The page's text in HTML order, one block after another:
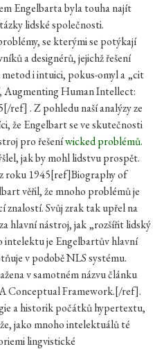
Engelbarta byla touha najít
lidské společnosti.
se kterými se potýkají
a designérů, jejichž řešení
i intuici, pokus-omyl a „cit
Human Intellect:
ref] . Z pohledu naší analýzy ze
že Engelbart se ve skutečnosti
pro řešeníwicked problémů.
jak by mohl lidstvu prospět.
roku 1945[ref]Biography of
věřil, že mnoho problémů je
znalostí. Svůj zrak tak upřel na
hlavní nástroj, jak „rozšířit lidský
je Engelbartův hlavní
v podobě NLS systému.
v samotném názvu článku
Conceptual Framework.[/ref].
a historik počátků hypertextu,
jako mnoho intelektuálů té
lingvistické